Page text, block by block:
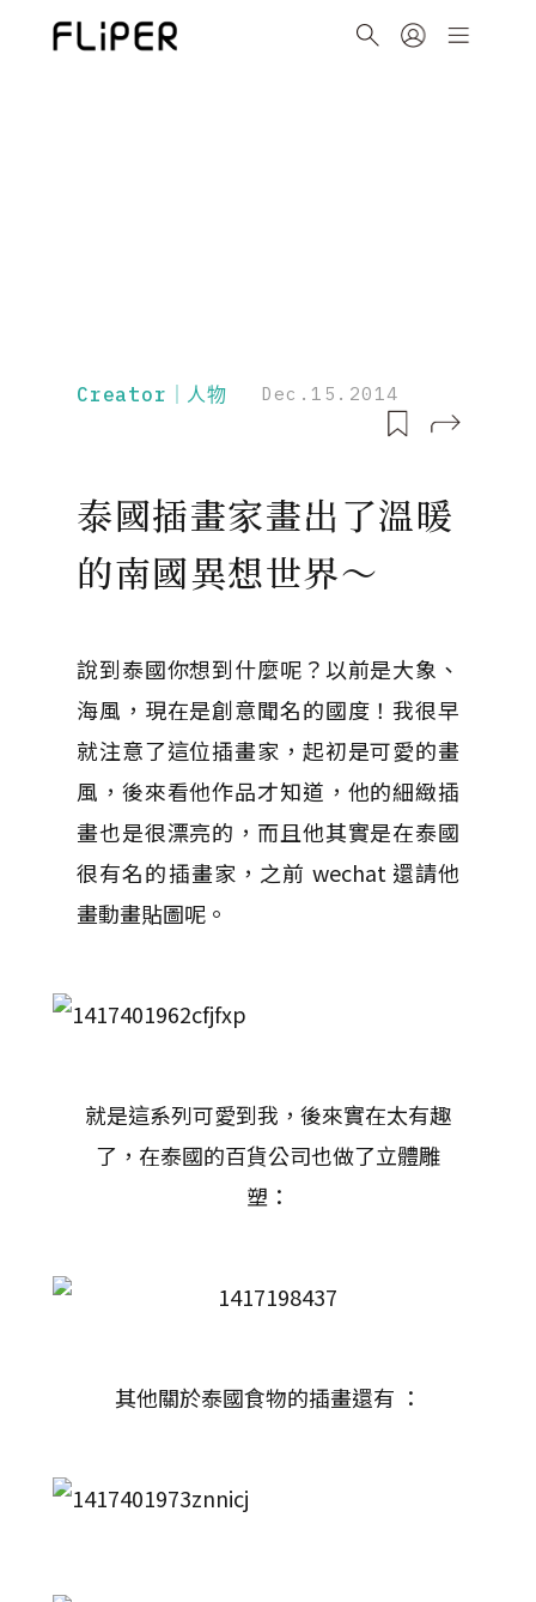
Creator｜人物 Dec.15.2014
泰國插畫家畫出了溫暖
的南國異想世界～
說到泰國你想到什麼呢？以前是大象、
海風，現在是創意聞名的國度！我很早
就注意了這位插畫家，起初是可愛的畫
風，後來看他作品才知道，他的細緻插
畫也是很漂亮的，而且他其實是在泰國
很有名的插畫家，之前 wechat 還請他
畫動畫貼圖呢。
就是這系列可愛到我，後來實在太有趣
了，在泰國的百貨公司也做了立體雕
塑：
其他關於泰國食物的插畫還有 ：